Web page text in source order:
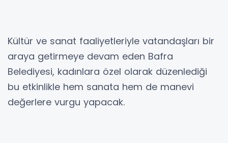
Kültür ve sanat faaliyetleriyle vatandaşları bir
araya getirmeye devam eden Bafra
Belediyesi, kadınlara özel olarak düzenlediği
bu etkinlikle hem sanata hem de manevi
değerlere vurgu yapacak.